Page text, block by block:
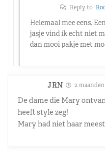
Reply to
Helemaal mee eens.
jasje vind ik echt niet
dan mooi pakje met
JRN 2
De dame die Mary
heeft style zeg!
Mary had niet haar